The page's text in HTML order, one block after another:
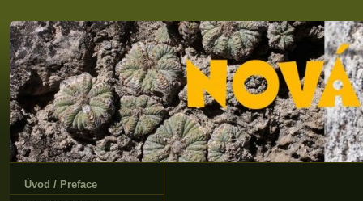
Úvod / Preface